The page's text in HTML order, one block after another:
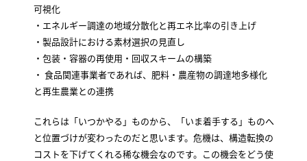
可視化
・エネルギー調達の地域分散化と再エネ比率の引き上げ
・製品設計における素材選択の見直し
・包装・容器の再使用・回収スキームの構築
・ 食品関連事業者であれば、肥料・農産物の調達地多様化
と再生農業との連携
これらは「いつかやる」ものから、「いま着手する」ものへ
と位置づけが変わったのだと思います。危機は、構造転換の
コストを下げてくれる稀な機会なのです。この機会をどう使